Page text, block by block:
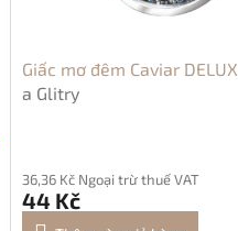
Giấc mơ đêm Caviar DELUX
a Glitry
36,36 Kč Ngoại trừ thuế VAT
44 Kč